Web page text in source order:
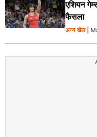
एशियन
फैसला
अन्य खेल|